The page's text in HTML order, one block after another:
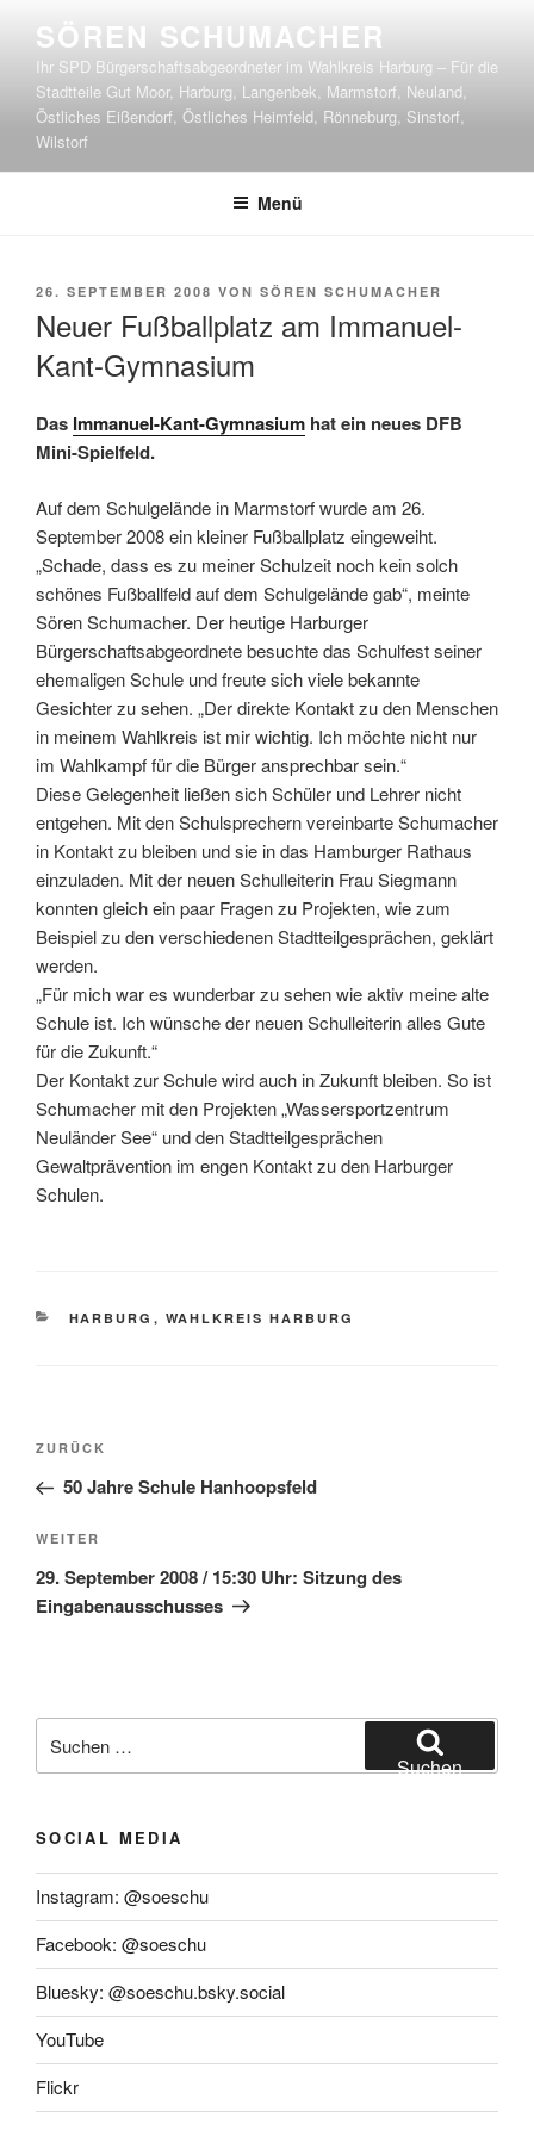
Inhalt
springen
SÖREN SCHUMACHER
Ihr SPD Bürgerschaftsabgeordneter im Wahlkreis Harburg – Für die
Stadtteile Gut Moor, Harburg, Langenbek, Marmstorf, Neuland,
Östliches Eißendorf, Östliches Heimfeld, Rönneburg, Sinstorf,
Wilstorf
Menü
VERÖFFENTLICHT
26. SEPTEMBER 2008 VON SÖREN SCHUMACHER
Neuer Fußballplatz am Immanuel-
Kant-Gymnasium
Das Immanuel-Kant-Gymnasium hat ein neues DFB
Mini-Spielfeld.
Auf dem Schulgelände in Marmstorf wurde am 26.
September 2008 ein kleiner Fußballplatz eingeweiht.
„Schade, dass es zu meiner Schulzeit noch kein solch
schönes Fußballfeld auf dem Schulgelände gab“, meinte
Sören Schumacher. Der heutige Harburger
Bürgerschaftsabgeordnete besuchte das Schulfest seiner
ehemaligen Schule und freute sich viele bekannte
Gesichter zu sehen. „Der direkte Kontakt zu den Menschen
in meinem Wahlkreis ist mir wichtig. Ich möchte nicht nur
im Wahlkampf für die Bürger ansprechbar sein.“
Diese Gelegenheit ließen sich Schüler und Lehrer nicht
entgehen. Mit den Schulsprechern vereinbarte Schumacher
in Kontakt zu bleiben und sie in das Hamburger Rathaus
einzuladen. Mit der neuen Schulleiterin Frau Siegmann
konnten gleich ein paar Fragen zu Projekten, wie zum
Beispiel zu den verschiedenen Stadtteilgesprächen, geklärt
werden.
„Für mich war es wunderbar zu sehen wie aktiv meine alte
Schule ist. Ich wünsche der neuen Schulleiterin alles Gute
für die Zukunft.“
Der Kontakt zur Schule wird auch in Zukunft bleiben. So ist
Schumacher mit den Projekten „Wassersportzentrum
Neuländer See“ und den Stadtteilgesprächen
Gewaltprävention im engen Kontakt zu den Harburger
Schulen.
KATEGORIEN
HARBURG , WAHLKREIS HARBURG
Beitragsnavigation
Vorheriger
Beitrag
ZURÜCK
50 Jahre Schule Hanhoopsfeld
Nächster
Beitrag
WEITER
29. September 2008 / 15:30 Uhr: Sitzung des
Eingabenausschusses
nach:
Suchen
SOCIAL MEDIA
Instagram: @soeschu
Facebook: @soeschu
Bluesky: @soeschu.bsky.social
YouTube
Flickr